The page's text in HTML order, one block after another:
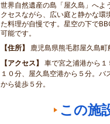
世界自然遺産の島「屋久島」へよ
クセスながら、広い庭と静かな環
た料理が自慢です。星空の下で
可能です。
住所
鹿児島県熊毛郡屋久島
アクセス
車で宮之浦港から
１０分、屋久島空港から５分。バ
から徒歩５分。
この施